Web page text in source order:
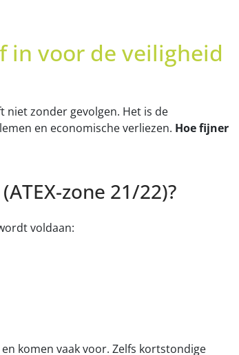
in voor de veiligheid
zonder gevolgen. Het is de
en economische verliezen. Hoe fijner
zone 21/22)?
voldaan:
en komen vaak voor. Zelfs kortstondige